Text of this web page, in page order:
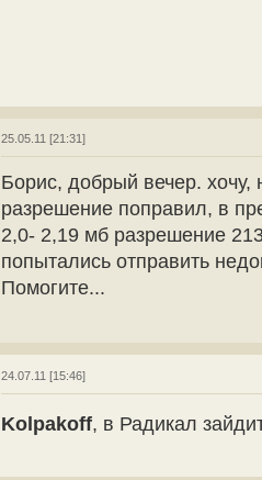
25.05.11 [21:31]
Борис, добрый вечер. хочу,
разрешение поправил, в
2,0- 2,19 мб разрешение
попытались отправить
Помогите...
24.07.11 [15:46]
Kolpakoff, в Радикал